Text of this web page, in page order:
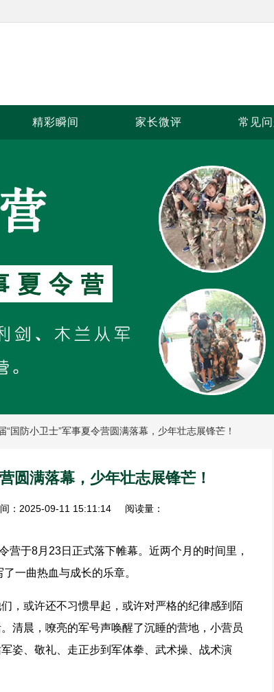
精彩瞬间 家长微评 常见
“国防小卫士”军事夏令营圆满落幕，少年壮志展锋芒！
圆满落幕，少年壮志展锋芒！
：2025-09-11 15:11:14 阅读量：
营于8月23日正式落下帷幕。近两个月的时间里，
一曲热血与成长的乐章。
，或许还不习惯早起，或许对严格的纪律感到陌
清晨，嘹亮的军号声唤醒了沉睡的营地，小营员
姿、敬礼、走正步到军体拳、武术操、战术演